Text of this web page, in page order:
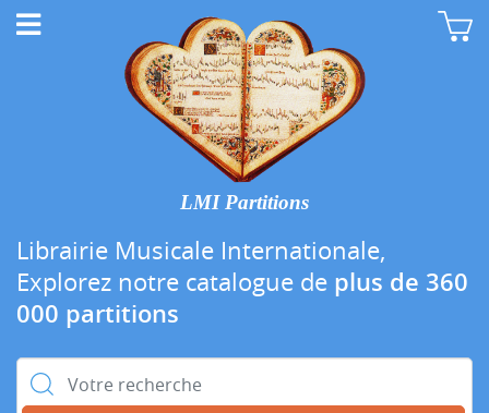
LMI Partitions
Librairie Musicale Internationale,
Explorez notre catalogue de plus de 360
000 partitions
Rechercher :